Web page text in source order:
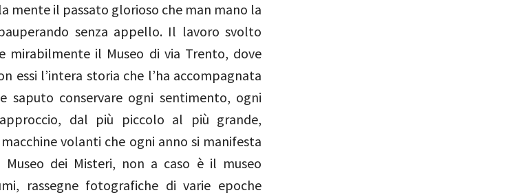
mente il passato glorioso che man mano la
senza appello. Il lavoro svolto
mirabilmente il Museo di via Trento, dove
essi l’intera storia che l’ha accompagnata
saputo conservare ogni sentimento, ogni
dal più piccolo al più grande,
volanti che ogni anno si manifesta
dei Misteri, non a caso è il museo
rassegne fotografiche di varie epoche